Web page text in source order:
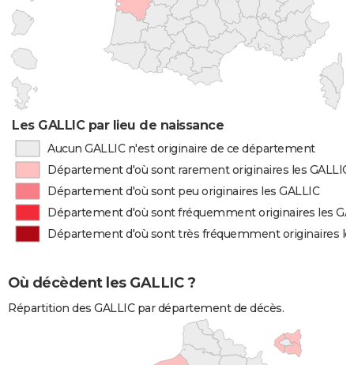
Les GALLIC par lieu de naissance
Aucun GALLIC n'est originaire de ce département
Département d'où sont rarement originaires les GALLIC
Département d'où sont peu originaires les GALLIC
Département d'où sont fréquemment originaires les
Département d'où sont très fréquemment originaires
Où décèdent les GALLIC ?
Répartition des GALLIC par département de décès.